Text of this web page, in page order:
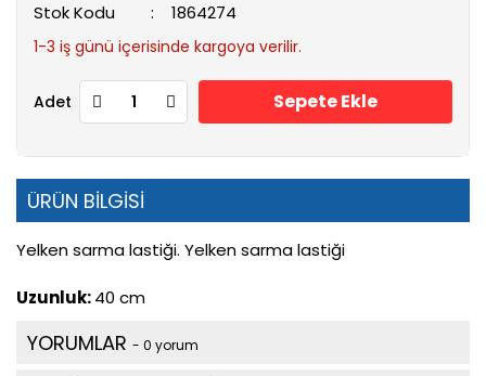
Stok Kodu
1864274
1-3 iş günü içerisinde kargoya verilir.
Adet Sepete Ekle
ÜRÜN BİLGİSİ
Yelken sarma lastiği. Yelken sarma lastiği
Uzunluk:40 cm
YORUMLAR - 0 yorum